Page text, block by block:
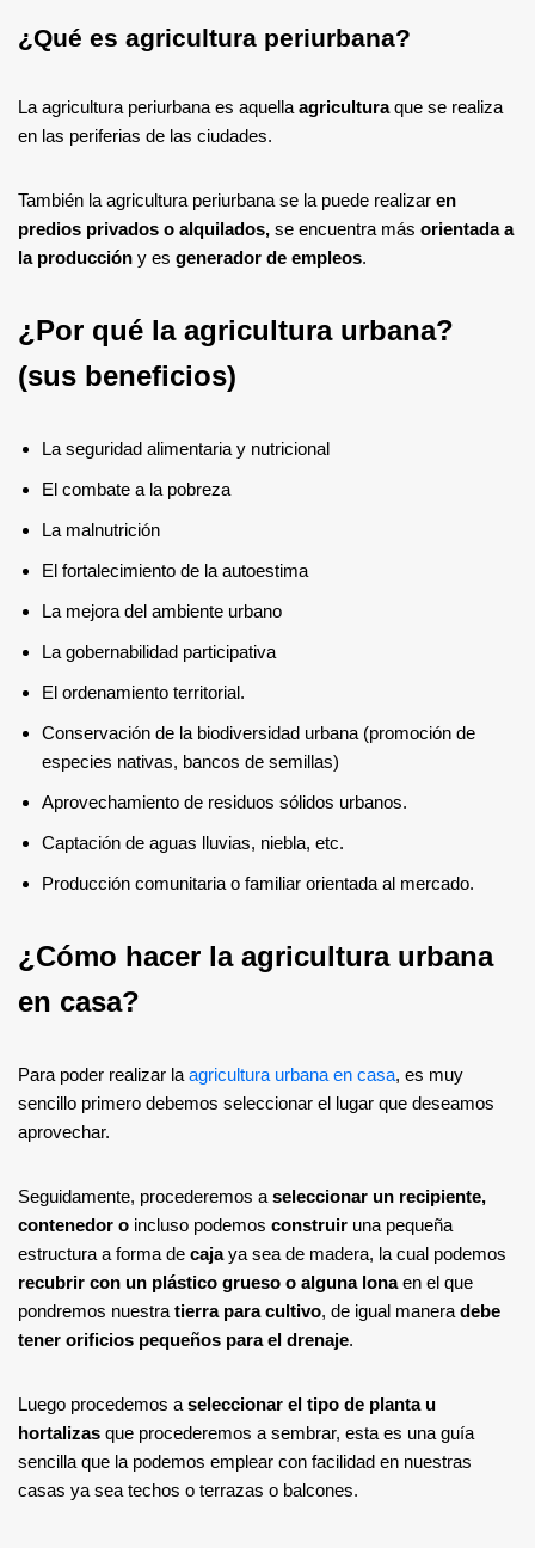
¿Qué es agricultura periurbana?
La agricultura periurbana es aquella agriculturaque se realiza
en las periferias de las ciudades.
También la agricultura periurbana se la puede realizar en
predios privados o alquilados, se encuentra más orientada a
la producción y es generador de empleos.
¿Por qué la agricultura urbana?
(sus beneficios)
La seguridad alimentaria y nutricional
El combate a la pobreza
La malnutrición
El fortalecimiento de la autoestima
La mejora del ambiente urbano
La gobernabilidad participativa
El ordenamiento territorial.
Conservación de la biodiversidad urbana (promoción de
especies nativas, bancos de semillas)
Aprovechamiento de residuos sólidos urbanos.
Captación de aguas lluvias, niebla, etc.
Producción comunitaria o familiar orientada al mercado.
¿Cómo hacer la agricultura urbana
en casa?
Para poder realizar la agricultura urbana en casa, es muy
sencillo primero debemos seleccionar el lugar que deseamos
aprovechar.
Seguidamente, procederemos a seleccionar un recipiente,
contenedor o incluso podemos construir una pequeña
estructura a forma de cajaya sea de madera, la cual podemos
recubrir con un plástico grueso o alguna lonaen el que
pondremos nuestra tierra para cultivo, de igual manera debe
tener orificios pequeños para el drenaje.
Luego procedemos a seleccionar el tipo de planta u
hortalizas que procederemos a sembrar, esta es una guía
sencilla que la podemos emplear con facilidad en nuestras
casas ya sea techos o terrazas o balcones.